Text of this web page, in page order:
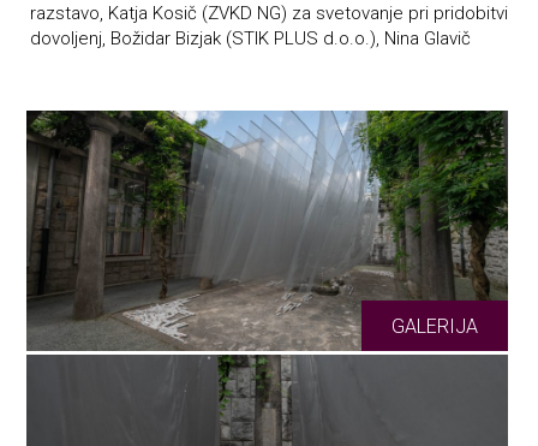
razstavo, Katja Kosič (ZVKD NG) za svetovanje pri pridobitvi
dovoljenj, Božidar Bizjak (STIK PLUS d.o.o.), Nina Glavič
GALERIJA